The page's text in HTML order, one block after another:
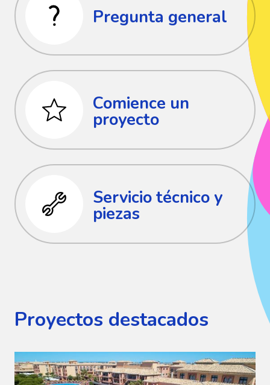
Pregunta general
Comience un
proyecto
Servicio técnico y
piezas
Proyectos destacados